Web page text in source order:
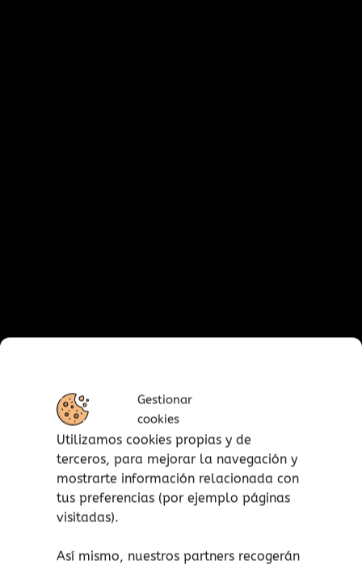
Gestionar
cookies
Utilizamos cookies propias y de
terceros, para mejorar la navegación y
mostrarte información relacionada con
tus preferencias (por ejemplo páginas
visitadas).
Así mismo, nuestros partners recogerán